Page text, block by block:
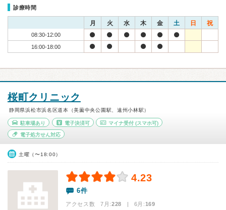
診療時間
月 火 水 木 金 土 日 祝
08:30-12:00
16:00-18:00
桜町クリニック
静岡県浜松市浜名区道本（美薗中央公園駅、遠州小林駅）
駐車場あり 電子決済可 マイナ受付 (スマホ可)
電子処方せん対応
土曜（〜18:00）
4.23
6件
アクセス数 7月:228 | 6月:169